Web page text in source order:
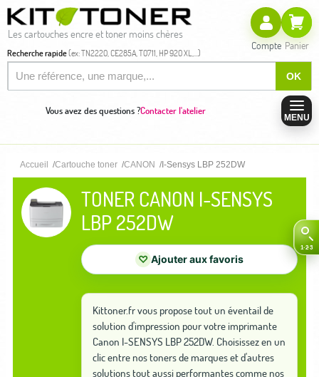
Les cartouches encre et toner moins chères
Recherche rapide(ex: TN2220, CE285A, T0711, HP 920 XL,...)
OK
Compte Panier
Vous avez des questions ?Contacter l'atelier
MENU
Accueil Cartouche toner CANON I-Sensys LBP 252DW
TONER CANON I-SENSYS
LBP 252DW
♡ Ajouter aux favoris
Kittoner.fr vous propose tout un éventail de
solution d'impression pour votre imprimante
Canon I-SENSYS LBP 252DW. Choisissez en un
clic entre nos toners de marques et d'autres
solutions tout aussi performantes comme nos